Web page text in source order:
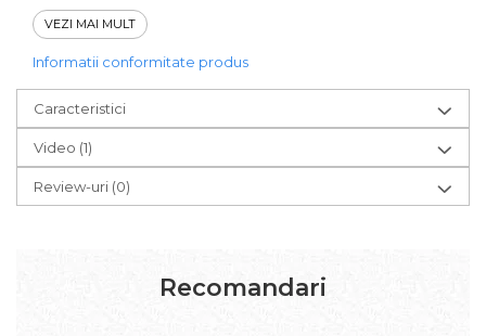
Noul cartuș asigură o rezoluție nativă de 1200 dpi, suficientă in
realiste.
Compatibil cuWindows 7/8/10+ șiMac OS X 10.7(sau mai
mare).
Imprimă cu până la270%mai rapid decât modelul precedent.
Doar câteva din cele mai populare utilizări:
CD-uri de marketing si prezentare
DVD-uri cu evenimente filmate
VEZI MAI MULT
Informatii conformitate produs
Caracteristici
Video (1)
Review-uri (0)
Recomandari